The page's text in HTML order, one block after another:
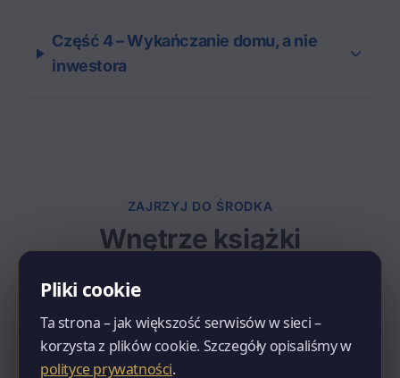
Część 4 – Wykańczanie domu, a nie
inwestora
ZAJRZYJ DO ŚRODKA
Wnętrze książki
wskazówki na każdej stronie. 608 stron w twardej
oprawie – to książka, do której będziesz wracać na
każdym etapie budowy.
Pliki cookie
Ta strona – jak większość serwisów w sieci –
korzysta z plików cookie. Szczegóły opisaliśmy w
polityce prywatności.